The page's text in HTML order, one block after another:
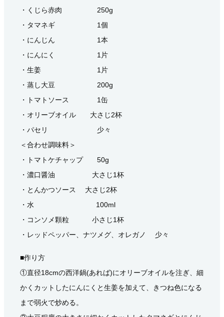
・くじら赤肉 250g
・タマネギ 1個
・にんじん 1本
・にんにく 1片
・生姜 1片
・蒸し大豆 200g
・トマトソース 1缶
・オリーブオイル 大さじ2杯
・パセリ 少々
＜合わせ調味料＞
・トマトケチャップ 50g
・濃口醤油 大さじ1杯
・とんかつソース 大さじ2杯
・水 100ml
・コンソメ顆粒 小さじ1杯
・レッドペッパー、ナツメグ、オレガノ 少々
■作り方
①直径18cmの西洋鍋(あれば)にオリーブオイルを注ぎ、細
かくカットしたにんにくと生姜を加えて、きつね色になる
まで弱火で炒める。